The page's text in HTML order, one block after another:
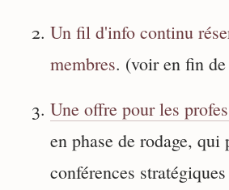
Un fil d'info continu
membres. (voir en fin
Une offre pour les
en phase de rodage, qui
conférences